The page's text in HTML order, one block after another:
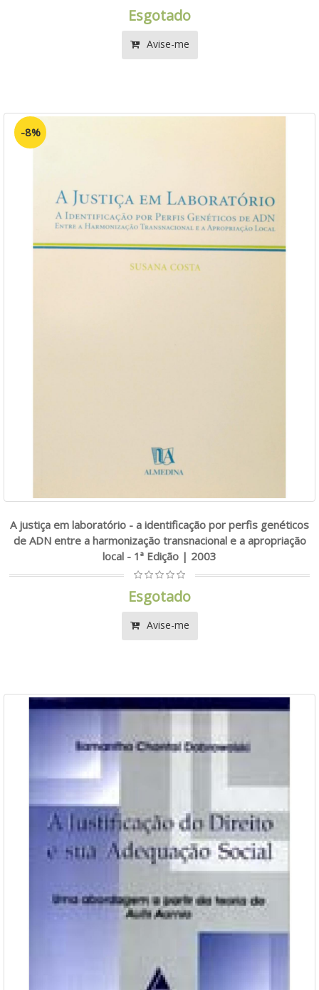
Esgotado
Avise-me
-8%
A justiça em laboratório - a identificação por perfis genéticos
de ADN entre a harmonização transnacional e a apropriação
local - 1ª Edição | 2003
Esgotado
Avise-me